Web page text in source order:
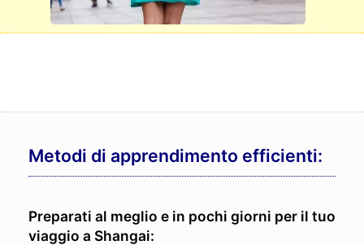
Metodi di apprendimento efficienti:
Preparati al meglio e in pochi giorni per il tuo
viaggio a Shangai: